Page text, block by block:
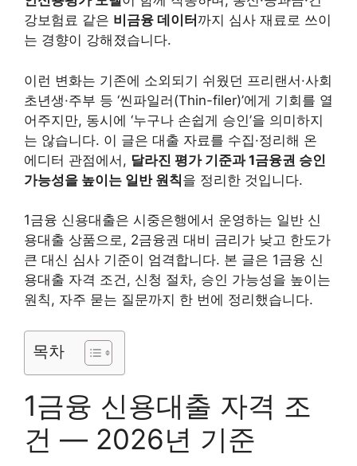
강보험료 같은 비금융 데이터 까지 심사 재료로 쓰이
는 경향이 강해졌습니다.
이런 변화는 기존에 소외되기 쉬웠던 프리랜서·사회
초년생·주부 등 ‘씬파일러(Thin-filer)’에게 기회를 열
어주지만, 동시에 ‘누구나 손쉽게 승인’을 의미하지
는 않습니다. 이 글은 대출 자료를 수집·정리해 온
에디터 관점에서, 달라진 평가 기준과 1금융권 승인
가능성을 높이는 일반 원칙을 정리한 것입니다.
1금융 신용대출은 시중은행에서 운영하는 일반 신
용대출 상품으로, 2금융권 대비 금리가 낮고 한도가
큰 대신 심사 기준이 엄격합니다. 본 글은 1금융 신
용대출 자격 조건, 신청 절차, 승인 가능성을 높이는
원칙, 자주 묻는 질문까지 한 번에 정리했습니다.
목차
1금융 신용대출 자격 조
건 — 2026년 기준